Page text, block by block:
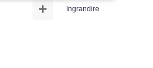
Ingrandire
+